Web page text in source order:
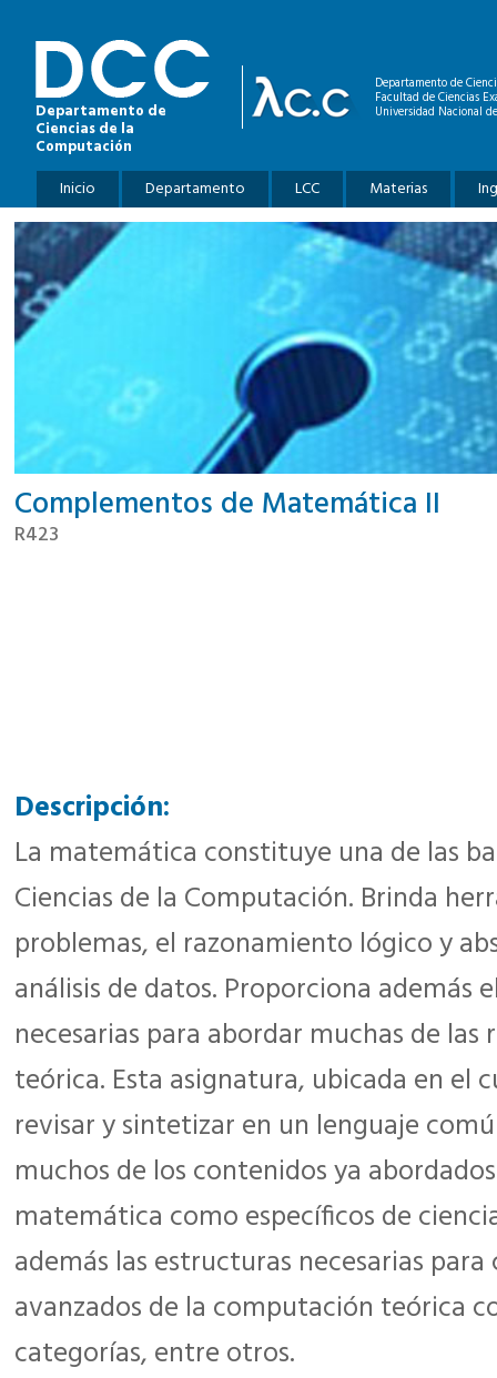
Departamento de
Ciencias de la
Computación
Departamento de
Facultad de Ciencias
Universidad Nacional
Menú principal
Inicio Departamento LCC Materias
Complementos de Matemática II
R423
Descripción:
La matemática constituye una de las
Ciencias de la Computación. Brinda
problemas, el razonamiento lógico y
análisis de datos. Proporciona además
necesarias para abordar muchas de
teórica. Esta asignatura, ubicada en el
revisar y sintetizar en un lenguaje
muchos de los contenidos ya
matemática como específicos de
además las estructuras necesarias
avanzados de la computación teórica
categorías, entre otros.